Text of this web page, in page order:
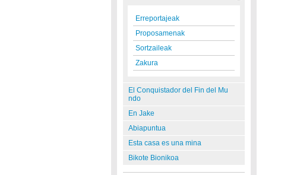
Erreportajeak
Proposamenak
Sortzaileak
Zakura
El Conquistador del Fin del Mu
ndo
En Jake
Abiapuntua
Esta casa es una mina
Bikote Bionikoa